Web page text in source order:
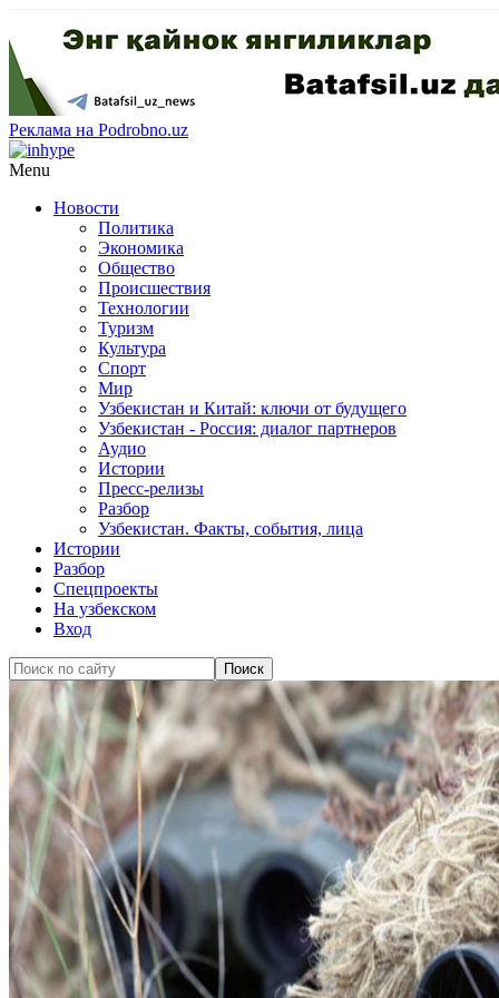
Реклама на Podrobno.uz
Menu
Новости
Политика
Экономика
Общество
Происшествия
Технологии
Туризм
Культура
Спорт
Мир
Узбекистан и Китай: ключи от будущего
Узбекистан - Россия: диалог партнеров
Аудио
Истории
Пресс-релизы
Разбор
Узбекистан. Факты, события, лица
Истории
Разбор
Спецпроекты
На узбекском
Вход